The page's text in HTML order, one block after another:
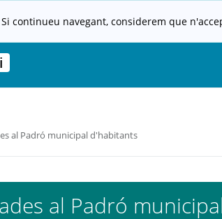
continueu navegant, considerem que
al Padró municipal d'habitants
al Padró